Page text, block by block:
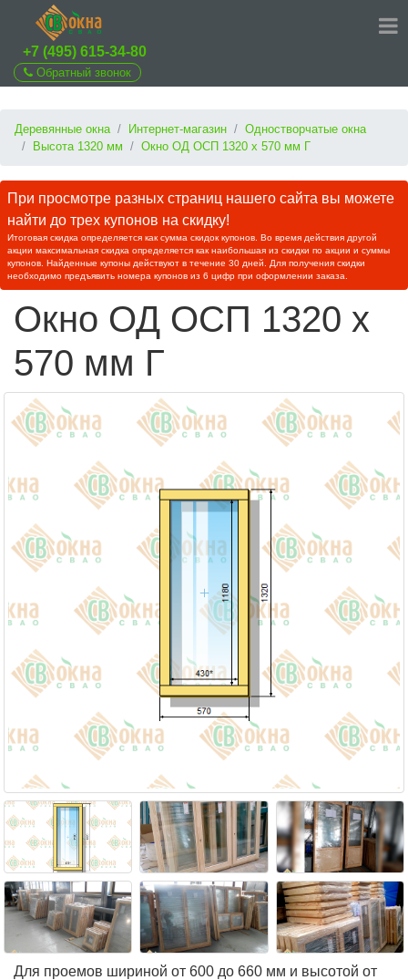
+7 (495) 615-34-80
Обратный звонок
Деревянные окна Интернет-магазин
Одностворчатые окна
Высота 1320 мм
Окно ОД ОСП 1320 х 570 мм Г
При просмотре разных страниц нашего сайта вы можете
найти до трех купонов на скидку!
Итоговая скидка определяется как сумма скидок купонов. Во время действия другой
акции максимальная скидка определяется как наибольшая из скидки по акции и суммы
купонов. Найденные купоны действуют в течение 30 дней. Для получения скидки
необходимо предъявить номера купонов из 6 цифр при оформлении заказа.
Окно ОД ОСП 1320 х
570 мм Г
Для проемов шириной от 600 до 660 мм и высотой от